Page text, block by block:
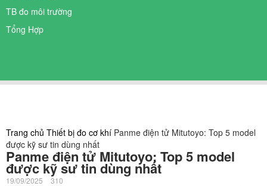
TB đo môi trường
Tổng Hợp
Trang chủ Thiết bị đo cơ khí Panme điện tử Mitutoyo: Top 5 model
được kỹ sư tin dùng nhất
Panme điện tử Mitutoyo: Top 5 model
được kỹ sư tin dùng nhất
19/09/2025 310